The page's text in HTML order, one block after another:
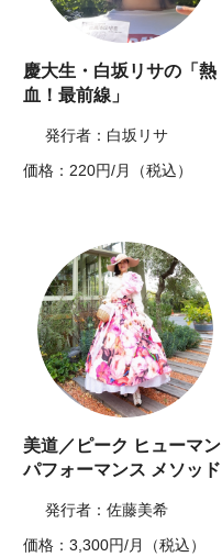
慶大生・白坂リサの「熱
血！最前線」
発行者：白坂リサ
価格：220円/月（税込）
美道／ピーク ヒューマン
パフォーマンス メソッド
発行者：佐藤美希
価格：3,300円/月（税込）